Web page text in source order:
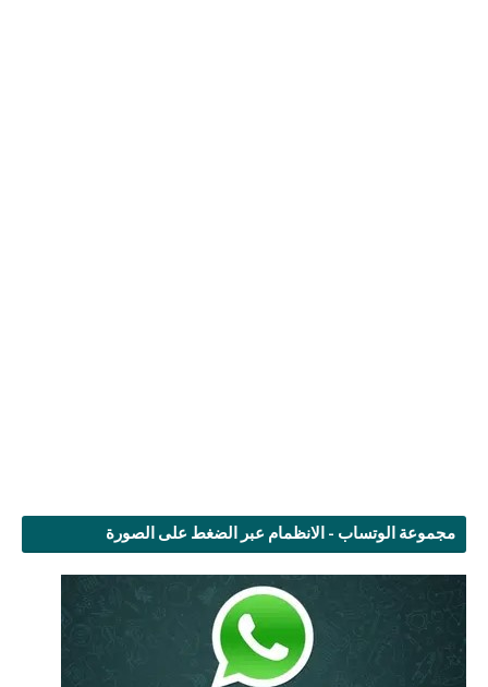
مجموعة الوتساب - الانظمام عبر الضغط على الصورة